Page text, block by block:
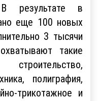
результате в
еще 100 новых
3 тысячи
такие
полиграфия,
трикотажное и